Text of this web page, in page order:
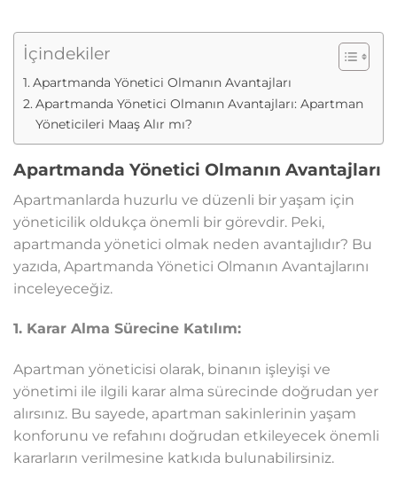
İçindekiler
Apartmanda Yönetici Olmanın Avantajları
Apartmanda Yönetici Olmanın Avantajları: Apartman
Yöneticileri Maaş Alır mı?
Apartmanda Yönetici Olmanın Avantajları
Apartmanlarda huzurlu ve düzenli bir yaşam için
yöneticilik oldukça önemli bir görevdir. Peki,
apartmanda yönetici olmak neden avantajlıdır? Bu
yazıda, Apartmanda Yönetici Olmanın Avantajlarını
inceleyeceğiz.
1. Karar Alma Sürecine Katılım:
Apartman yöneticisi olarak, binanın işleyişi ve
yönetimi ile ilgili karar alma sürecinde doğrudan yer
alırsınız. Bu sayede, apartman sakinlerinin yaşam
konforunu ve refahını doğrudan etkileyecek önemli
kararların verilmesine katkıda bulunabilirsiniz.